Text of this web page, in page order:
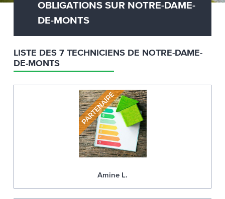
OBLIGATIONS SUR NOTRE-DAME-
DE-MONTS
LISTE DES 7 TECHNICIENS DE NOTRE-DAME-
DE-MONTS
Amine L.